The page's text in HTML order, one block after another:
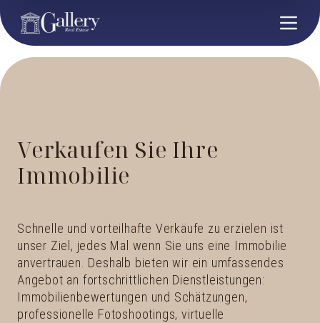
Verkaufen Sie Ihre
Immobilie
Schnelle und vorteilhafte Verkäufe zu erzielen ist
unser Ziel, jedes Mal wenn Sie uns eine Immobilie
anvertrauen. Deshalb bieten wir ein umfassendes
Angebot an fortschrittlichen Dienstleistungen:
Immobilienbewertungen und Schätzungen,
professionelle Fotoshootings, virtuelle